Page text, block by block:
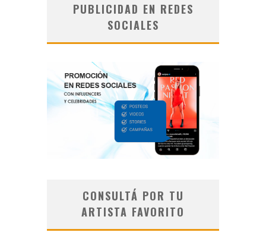
PUBLICIDAD EN REDES
SOCIALES
CONSULTÁ POR TU
ARTISTA FAVORITO